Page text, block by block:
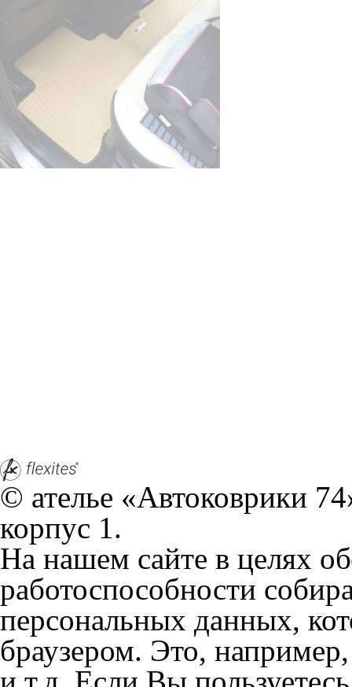
На нашем сайте в целях
работоспособности
персональных данных,
браузером. Это,
и т.д. Если Вы
согласие на обработку
Положении по обработке